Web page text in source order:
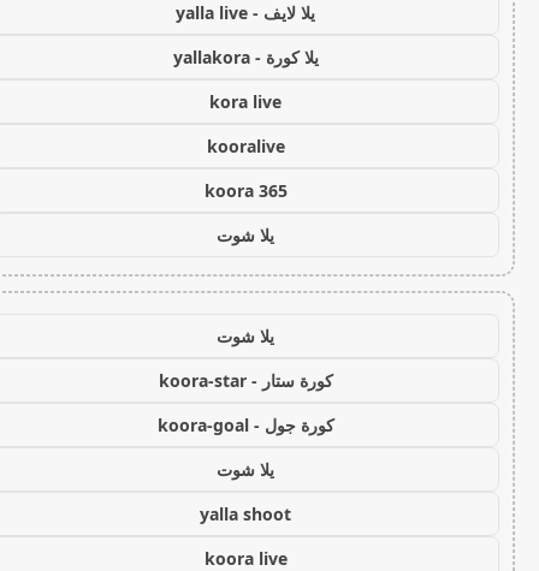
يلا لايف - yalla live
يلا كورة - yallakora
kora live
kooralive
koora 365
يلا شوت
يلا شوت
كورة ستار - koora-star
كورة جول - koora-goal
يلا شوت
yalla shoot
koora live